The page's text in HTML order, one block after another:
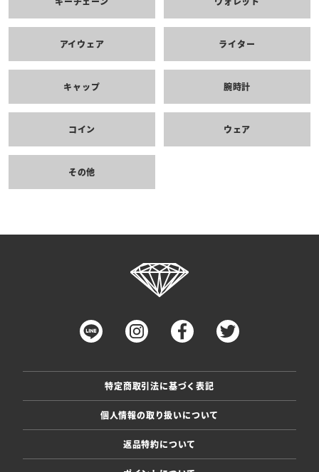
アイウェア ライター
キャップ 腕時計
コイン ウェア
その他
特定商取引法に基づく表記
個人情報の取り扱いについて
返品特約について